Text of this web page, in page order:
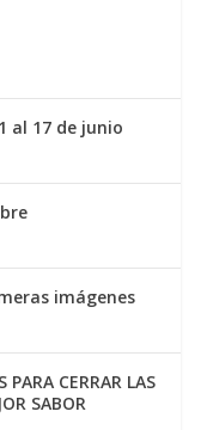
al 17 de junio
imágenes
PARA CERRAR LAS
SABOR